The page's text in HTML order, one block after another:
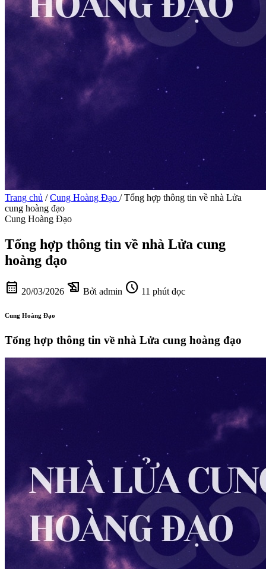
Trang chủ / Cung Hoàng Đạo / Tổng hợp thông tin về nhà Lửa
cung hoàng đạo
Cung Hoàng Đạo
Tổng hợp thông tin về nhà Lửa cung
hoàng đạo
calendar_month 20/03/2026 history_edu Bởi admin schedule 11 phút đọc
Cung Hoàng Đạo
Tổng hợp thông tin về nhà Lửa cung hoàng đạo